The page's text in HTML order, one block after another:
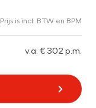
Prijs is incl. BTW en BPM
v.a. € 302 p.m.